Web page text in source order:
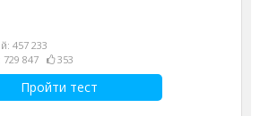
457 233
847
353
Пройти тест